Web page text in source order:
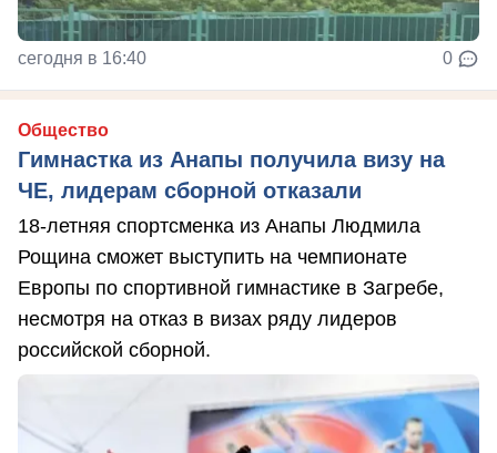
сегодня в 16:40 0
Общество
Гимнастка из Анапы получила визу на
ЧЕ, лидерам сборной отказали
18-летняя спортсменка из Анапы Людмила
Рощина сможет выступить на чемпионате
Европы по спортивной гимнастике в Загребе,
несмотря на отказ в визах ряду лидеров
российской сборной.